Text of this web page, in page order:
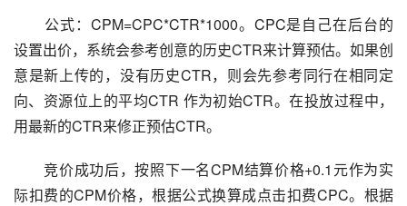
公式：CPM=CPC*CTR*1000。CPC是自己在后台的
设置出价，系统会参考创意的历史CTR来计算预估。如果创
意是新上传的，没有历史CTR，则会先参考同行在相同定
向、资源位上的平均CTR 作为初始CTR。在投放过程中，
用最新的CTR来修正预估CTR。
竞价成功后，按照下一名CPM结算价格+0.1元作为实
际扣费的CPM价格，根据公式换算成点击扣费CPC。根据